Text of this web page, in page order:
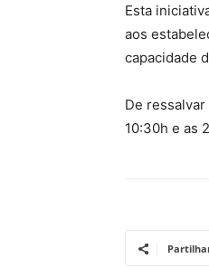
Esta
aos
capacidade
De
10:30h e as